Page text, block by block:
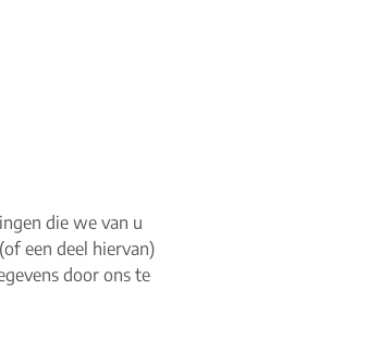
die we van u
een deel hiervan)
door ons te